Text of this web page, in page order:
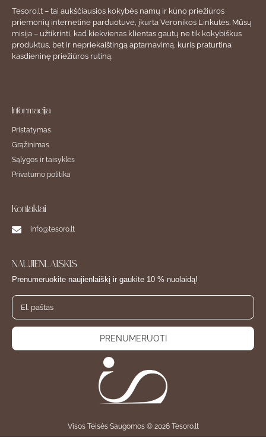
Tesoro.lt – tai aukščiausios kokybės namų ir kūno priežiūros
priemonių internetinė parduotuvė, įkurta Veronikos Linkutės. Mūsų
misija – užtikrinti, kad kiekvienas klientas gautų ne tik kokybiškus
produktus, bet ir nepriekaištingą aptarnavimą, kuris praturtina
kasdieninę priežiūros rutiną.
Informacija
Pristatymas
Grąžinimas
Sąlygos ir taisyklės
Privatumo politika
Kontaktai
info@tesoro.lt
NAUJIENLAIŠKIS
Prenumeruokite naujienlaiškį ir gaukite 10 % nuolaidą!
PRENUMERUOTI
Visos Teisės Saugomos © 2026 Tesoro.lt